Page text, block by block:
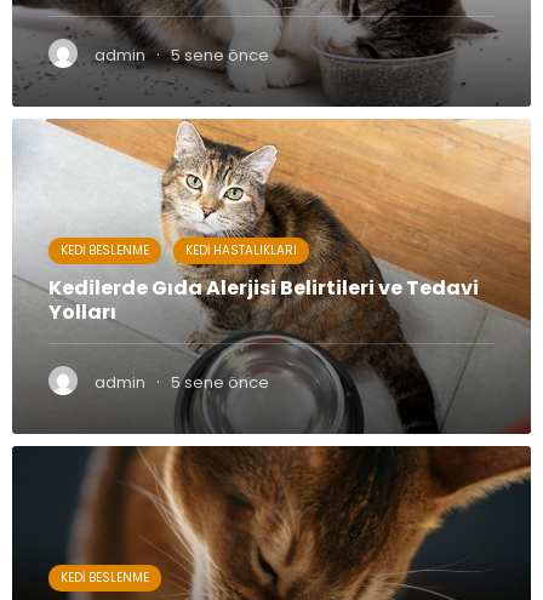
admin · 5 sene önce
KEDI BESLENME KEDI HASTALIKLARI
Kedilerde Gıda Alerjisi Belirtileri ve Tedavi
Yolları
admin · 5 sene önce
KEDI BESLENME